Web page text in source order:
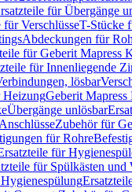
für Übergänge
für VerschlüsseT-Stücke
Abdeckungen für
für Geberit Mapress
für Innenliegende
lösbar
HeizungGeberit Mapress
Übergänge unlösbar
Zubehör für
für Rohre
für
für Spülkästen